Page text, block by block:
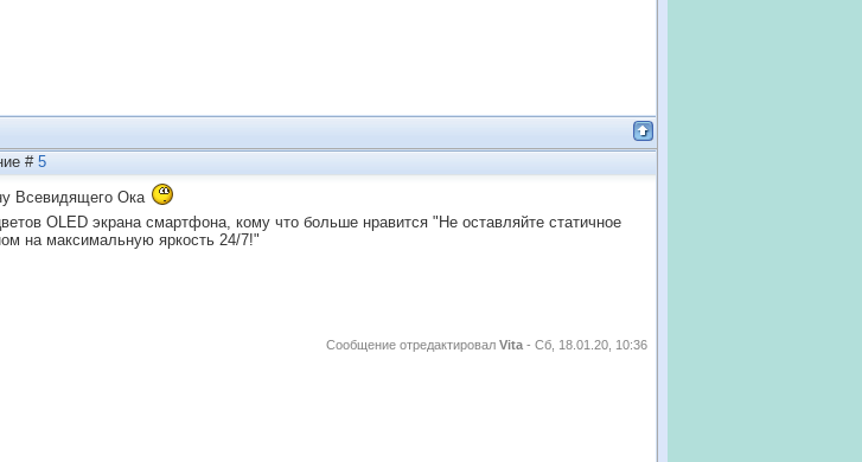
# 5
Всевидящего Ока
OLED экрана смартфона, кому что больше нравится "Не оставляйте статичное
на максимальную яркость 24/7!"
Сообщение отредактировал Vita - Сб, 18.01.20, 10:36